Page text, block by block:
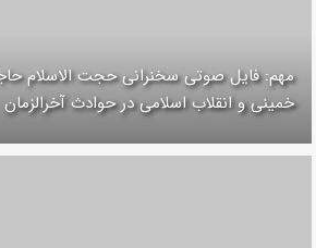
مهم: فایل صوتی سخنرانی حجت الاسلام
خمینی و انقلاب اسلامی در حوادث آخرالزمان